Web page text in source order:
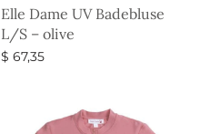
Elle Dame UV Badebluse
L/S – olive
$ 67,35